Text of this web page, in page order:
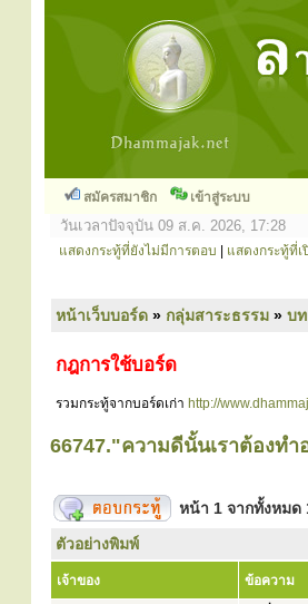
สมัครสมาชิก เข้าสู่ระบบ
วันเวลาปัจจุบัน 09 ส.ค. 2026, 17:28
แสดงกระทู้ที่ยังไม่มีการตอบ แสดงกระทู้ที่
หน้าเว็บบอร์ด » กลุ่มสาระธรรม » บ
กฎการใช้บอร์ด
รวมกระทู้จากบอร์ดเก่า http://
66747."ความดีนั้นเราต้องท
หน้า 1 จากทั้งหมด
ตัวอย่างพิมพ์
เจ้าของ ข้อความ